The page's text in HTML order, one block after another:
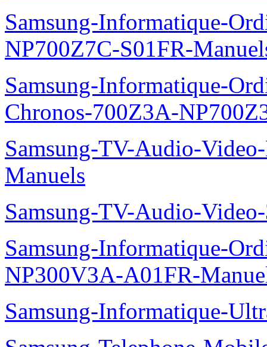
Samsung-Informatique-
NP700Z7C-S01FR-
Samsung-Informatique-
Chronos-700Z3A-
Samsung-TV-Audio-
Manuels
Samsung-TV-Audio-
Samsung-Informatique-
NP300V3A-A01FR-
Samsung-Informatique-